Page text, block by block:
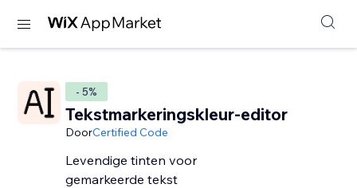
- 5%
Tekstmarkeringskleur-editor
DoorCertified Code
Levendige tinten voor
gemarkeerde tekst